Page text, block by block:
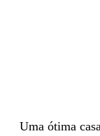
Uma ótima